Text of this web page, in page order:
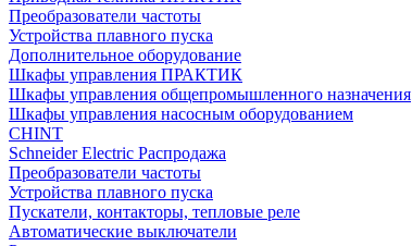
Преобразователи частоты
Устройства плавного пуска
Дополнительное оборудование
Шкафы управления ПРАКТИК
Шкафы управления общепромышленного назначения
Шкафы управления насосным оборудованием
CHINT
Schneider Electric Распродажа
Преобразователи частоты
Устройства плавного пуска
Пускатели, контакторы, тепловые реле
Автоматические выключатели